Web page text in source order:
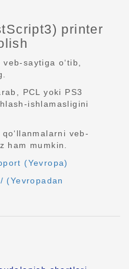
printer
saytiga o‘tib,
PCL yoki PS3
ishlamasligini
veb-
ham mumkin.
(Yevropa)
(Yevropadan